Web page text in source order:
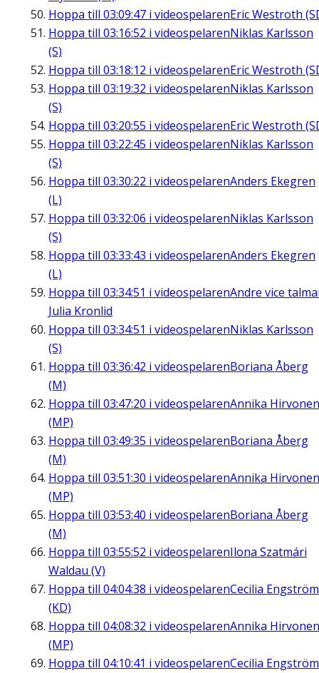
Hoppa till 03:09:47 i videospelarenEric Westroth
Hoppa till 03:16:52 i videospelarenNiklas Karlsson
(S)
Hoppa till 03:18:12 i videospelarenEric Westroth
Hoppa till 03:19:32 i videospelarenNiklas Karlsson
(S)
Hoppa till 03:20:55 i videospelarenEric Westroth
Hoppa till 03:22:45 i videospelarenNiklas Karlsson
(S)
Hoppa till 03:30:22 i videospelarenAnders Ekegren
(L)
Hoppa till 03:32:06 i videospelarenNiklas Karlsson
(S)
Hoppa till 03:33:43 i videospelarenAnders Ekegren
(L)
Hoppa till 03:34:51 i videospelarenAndre vice
Julia Kronlid
Hoppa till 03:34:51 i videospelarenNiklas Karlsson
(S)
Hoppa till 03:36:42 i videospelarenBoriana Åberg
(M)
Hoppa till 03:47:20 i videospelarenAnnika Hirvonen
(MP)
Hoppa till 03:49:35 i videospelarenBoriana Åberg
(M)
Hoppa till 03:51:30 i videospelarenAnnika Hirvonen
(MP)
Hoppa till 03:53:40 i videospelarenBoriana Åberg
(M)
Hoppa till 03:55:52 i videospelarenIlona Szatmári
Waldau (V)
Hoppa till 04:04:38 i videospelarenCecilia Engström
(KD)
Hoppa till 04:08:32 i videospelarenAnnika Hirvonen
(MP)
Hoppa till 04:10:41 i videospelarenCecilia Engström